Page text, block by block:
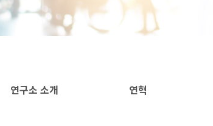
연구소 소개 연혁